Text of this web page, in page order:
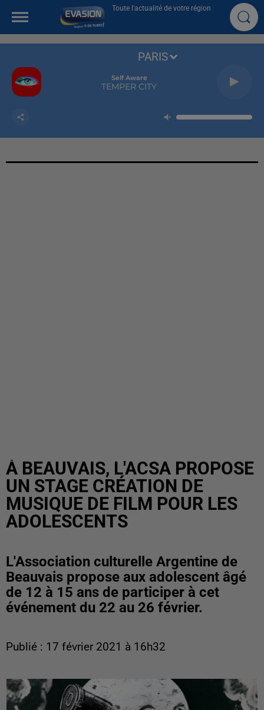
Toute l'actualité de votre région
Self Aware
TEMPER CITY
PARIS
À BEAUVAIS, L'ACSA PROPOSE
UN STAGE CRÉATION DE
MUSIQUE DE FILM POUR LES
ADOLESCENTS
L'Association culturelle Argentine de
Beauvais propose aux adolescent âgé
de 12 à 15 ans de participer à cet
événement du 22 au 26 février.
Publié : 17 février 2021 à 16h32